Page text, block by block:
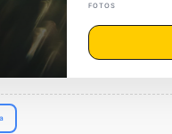
FOTOS